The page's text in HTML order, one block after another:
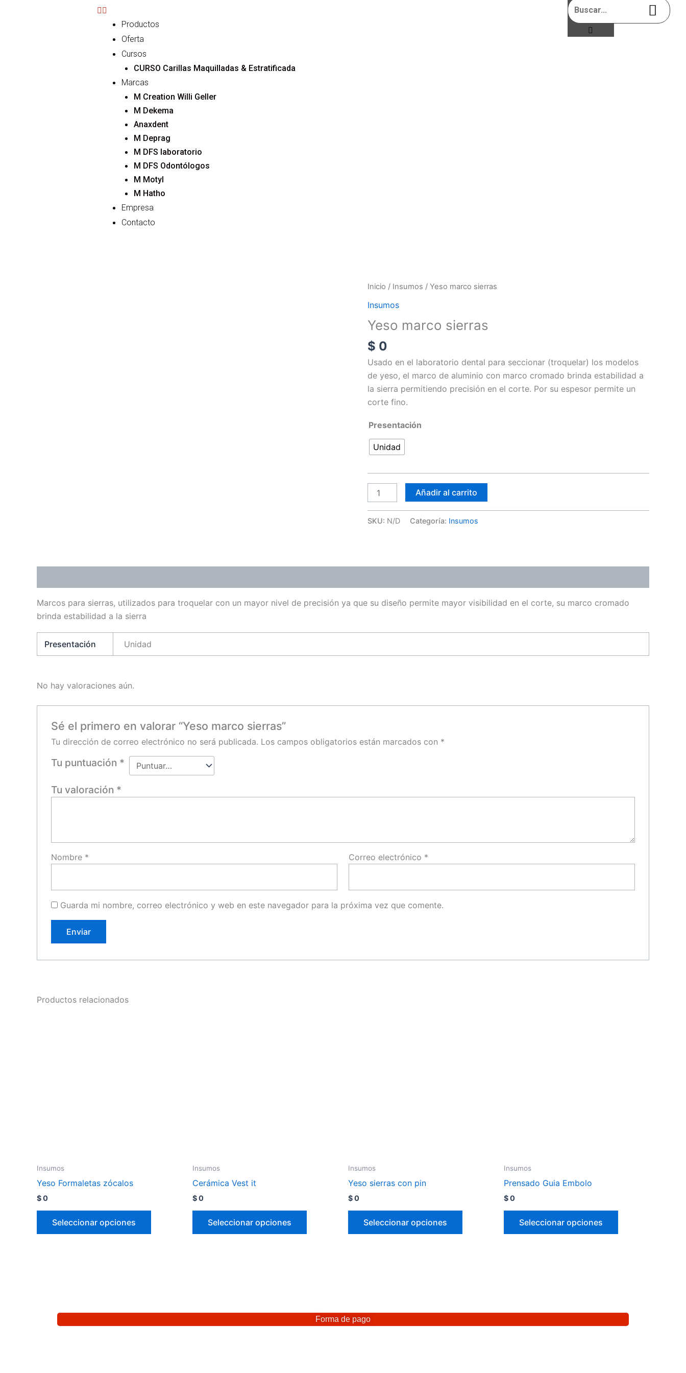
Productos
Oferta
Cursos
CURSO Carillas Maquilladas & Estratificada
Marcas
M Creation Willi Geller
M Dekema
Anaxdent
M Deprag
M DFS laboratorio
M DFS Odontólogos
M Motyl
M Hatho
Empresa
Contacto
Inicio / Insumos / Yeso marco sierras
Insumos
Yeso marco sierras
$ 0
Usado en el laboratorio dental para seccionar (troquelar) los modelos
de yeso, el marco de aluminio con marco cromado brinda estabilidad a
la sierra permitiendo precisión en el corte. Por su espesor permite un
corte fino.
Presentación
Unidad
Yeso
marco
cantidad
Añadir al carrito
SKU: N/D Categoría: Insumos
Marcos para sierras, utilizados para troquelar con un mayor nivel de precisión ya que su diseño permite mayor visibilidad en el corte, su marco cromado
brinda estabilidad a la sierra
Presentación Unidad
No hay valoraciones aún.
Sé el primero en valorar “Yeso marco sierras”
Tu dirección de correo electrónico no será publicada. Los campos obligatorios están marcados con *
Tu puntuación *
Tu valoración *
Nombre * Correo electrónico *
Guarda mi nombre, correo electrónico y web en este navegador para la próxima vez que comente.
Productos relacionados
Insumos
Yeso Formaletas zócalos
$0
Seleccionar opciones
Insumos
Cerámica Vest it
$0
Seleccionar opciones
Insumos
Yeso sierras con pin
$0
Seleccionar opciones
Insumos
Prensado Guia Embolo
$0
Seleccionar opciones
Forma de pago